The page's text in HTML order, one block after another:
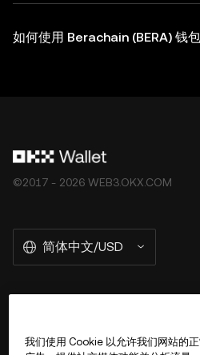
如何使用 Berachain (BERA) 钱
©2017 - 2026 WEB3.OKX.COM
简体中文/USD
我们使用 Cookie 以允许我们网站的